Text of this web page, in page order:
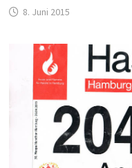
8. Juni 2015